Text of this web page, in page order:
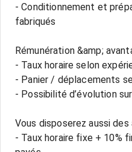
- Conditionnement et
fabriqués
Rémunération &amp;
- Taux horaire selon
- Panier / déplacements
- Possibilité d’évolution
Vous disposerez aussi des
- Taux horaire fixe + 10%